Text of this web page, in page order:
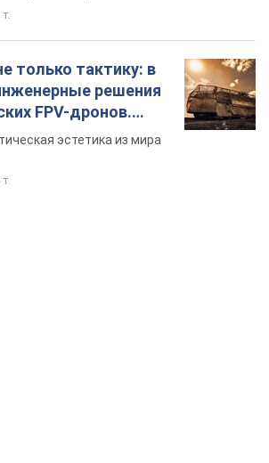
т.
только тактику: в
решения
FPV-дронов.
эстетика из мира